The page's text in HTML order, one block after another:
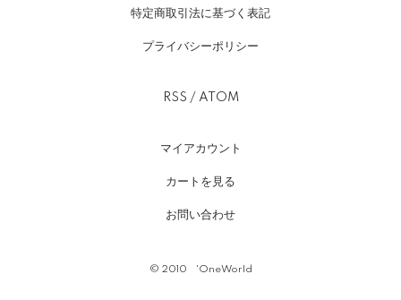
特定商取引法に基づく表記
プライバシーポリシー
RSS / ATOM
マイアカウント
カートを見る
お問い合わせ
©︎ 2010 'OneWorld